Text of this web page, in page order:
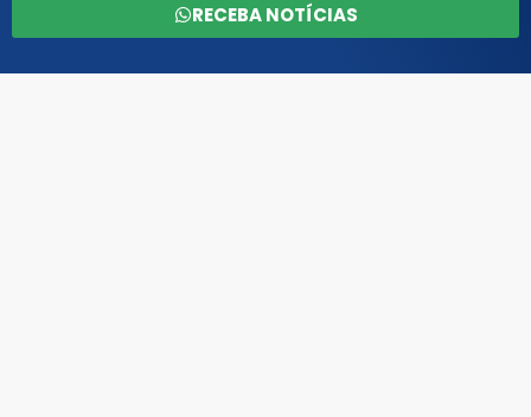
RECEBA NOTÍCIAS